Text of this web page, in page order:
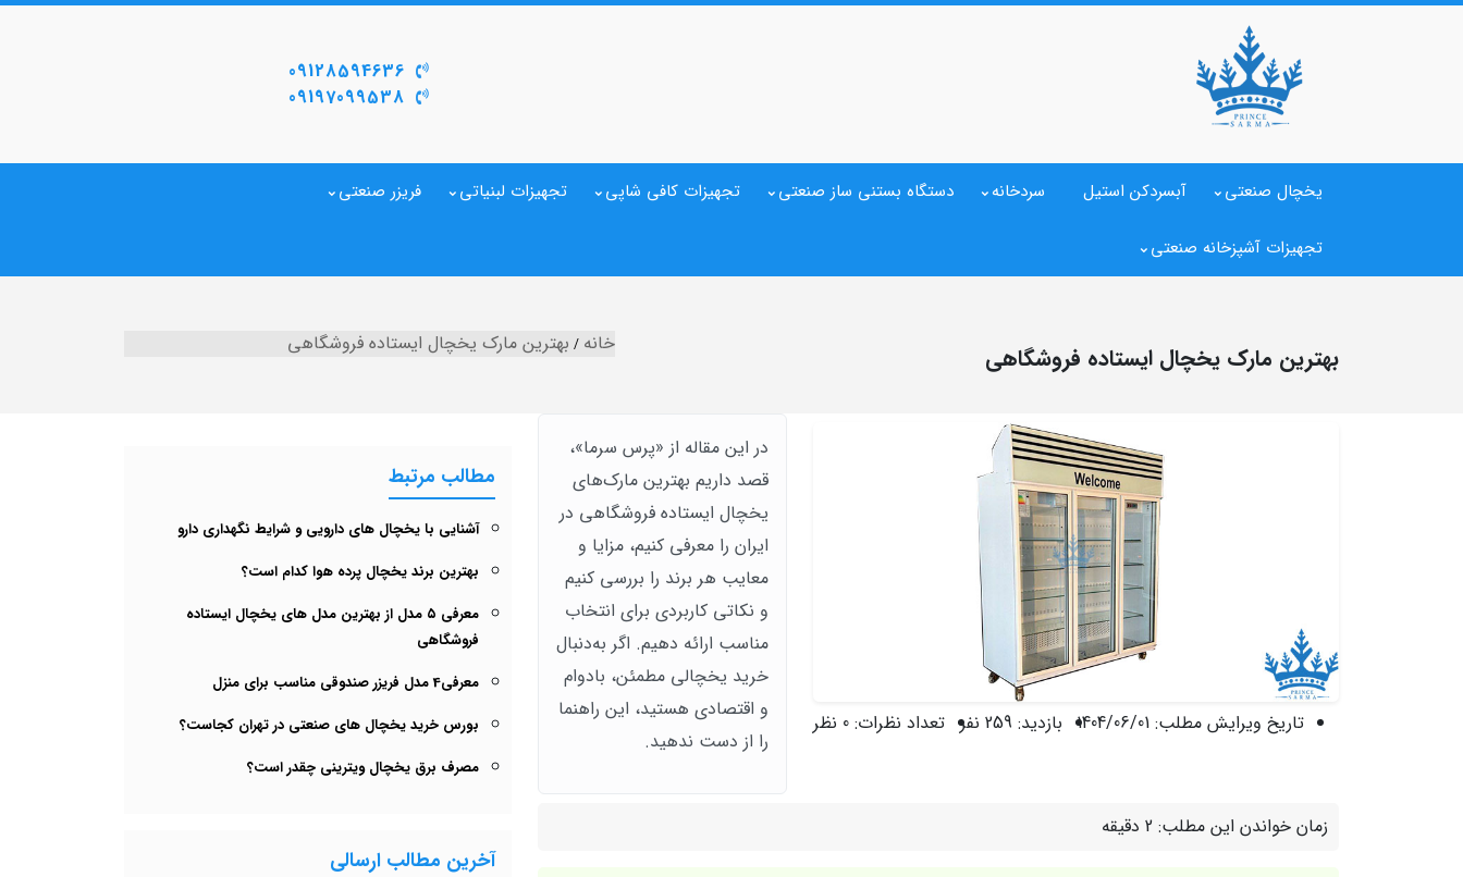
09128594636
09197099538
یخچال صنعتی آبسردکن استیل سردخانه دستگاه بستنی ساز صنعتی تجهیزات کافی شاپی تجهیزات لبنیاتی فریزر صنعتی
تجهیزات آشپزخانه صنعتی
بهترین مارک یخچال ایستاده فروشگاهی خانه بهترین مارک یخچال ایستاده فروشگاهی
تاریخ ویرایش مطلب: 1404/06/01 بازدید: 259 نفر تعداد نظرات: 0 نظر
در این مقاله از «پرس سرما»،
قصد داریم بهترین مارک‌های
یخچال ایستاده فروشگاهی در
ایران را معرفی کنیم، مزایا و
معایب هر برند را بررسی کنیم
و نکاتی کاربردی برای انتخاب
مناسب ارائه دهیم. اگر به‌دنبال
خرید یخچالی مطمئن، بادوام
و اقتصادی هستید، این راهنما
را از دست ندهید.
زمان خواندن این مطلب: 2 دقیقه
مطالب مرتبط
آشنایی با یخچال های دارویی و شرایط نگهداری دارو
بهترین برند یخچال پرده هوا کدام است؟
معرفی ۵ مدل از بهترین مدل های یخچال‌ ایستاده
فروشگاهی
معرفی4 مدل فریزر صندوقی مناسب برای منزل
بورس خرید یخچال های صنعتی در تهران کجاست؟
مصرف برق یخچال ویترینی چقدر است؟
آخرین مطالب ارسالی